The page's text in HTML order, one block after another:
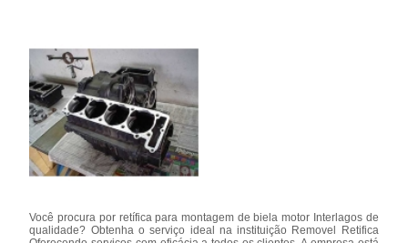
Você procura por retífica para montagem de biela motor Interlagos de
qualidade? Obtenha o serviço ideal na instituição Removel Retifica